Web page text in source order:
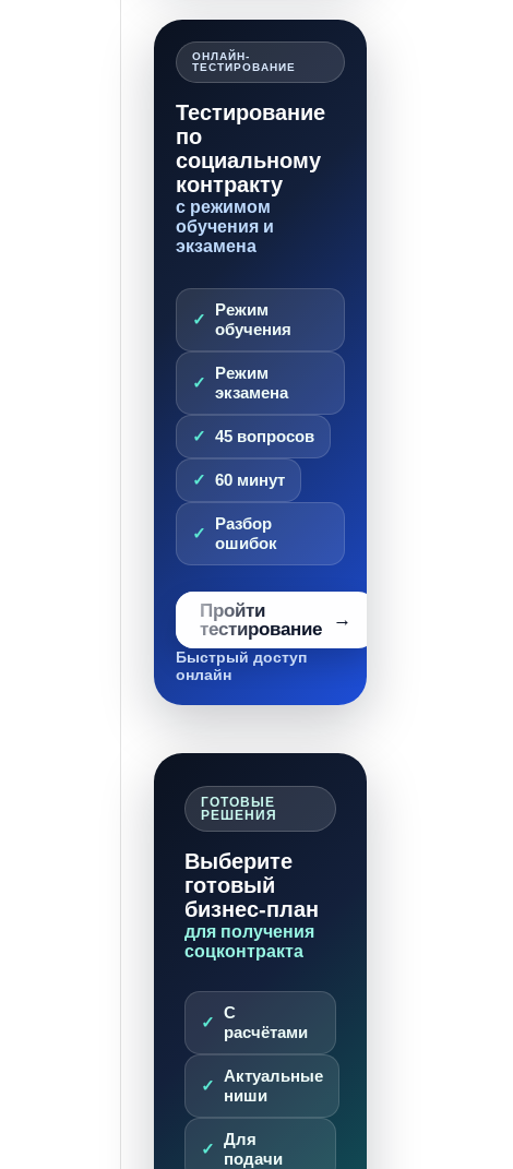
ОНЛАЙН-
ТЕСТИРОВАНИЕ
Тестирование
по
социальному
контракту
с режимом
обучения и
экзамена
Режим
обучения
Режим
экзамена
45 вопросов
60 минут
Разбор
ошибок
Пройти
тестирование
Быстрый доступ
онлайн
ГОТОВЫЕ
РЕШЕНИЯ
Выберите
готовый
бизнес-план
для получения
соцконтракта
С
расчётами
Актуальные
ниши
Для
подачи